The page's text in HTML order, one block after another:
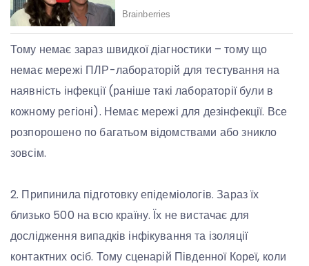
Тому немає зараз швидкої діагностики – тому що
немає мережі ПЛР-лабораторій для тестування на
наявність інфекції (раніше такі лабораторії були в
кожному регіоні). Немає мережі для дезінфекції. Все
розпорошено по багатьом відомствами або зникло
зовсім.
2. Припинила підготовку епідеміологів. Зараз їх
близько 500 на всю країну. Їх не вистачає для
дослідження випадків інфікування та ізоляції
контактних осіб. Тому сценарій Південної Кореї, коли